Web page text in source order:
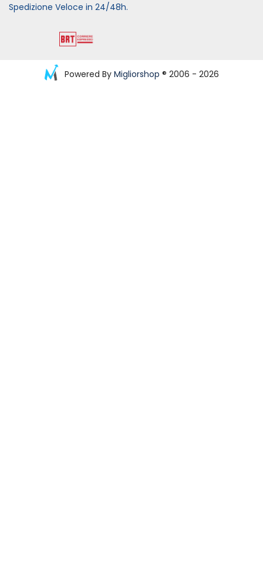
Spedizione Veloce in 24/48h.
Powered By Migliorshop ® 2006 - 2026